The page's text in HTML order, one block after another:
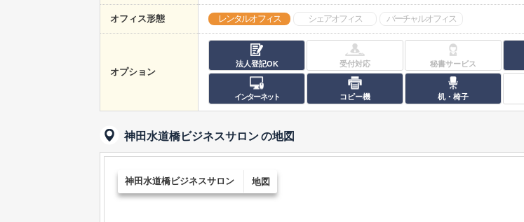
オフィス形態 レンタルオフィス シェアオフィス バーチャルオフィス
オプション
法人登記OK 受付対応 秘書サービス
インターネット コピー機 机・椅子
神田水道橋ビジネスサロンの地図
神田水道橋ビジネスサロン 地図